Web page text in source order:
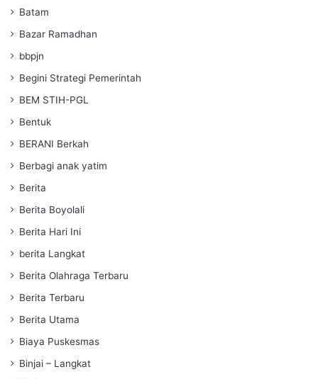
Batam
Bazar Ramadhan
bbpjn
Begini Strategi Pemerintah
BEM STIH-PGL
Bentuk
BERANI Berkah
Berbagi anak yatim
Berita
Berita Boyolali
Berita Hari Ini
berita Langkat
Berita Olahraga Terbaru
Berita Terbaru
Berita Utama
Biaya Puskesmas
Binjai – Langkat